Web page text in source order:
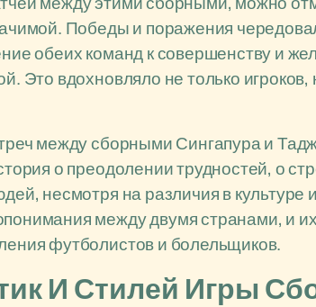
Победы и поражения
обеих команд к совершенству и
Это вдохновляло не только игроков,
между сборными Сингапура и
о преодолении трудностей, о
несмотря на различия в культуре
между двумя странами, и
футболистов и болельщиков.
И Стилей Игры